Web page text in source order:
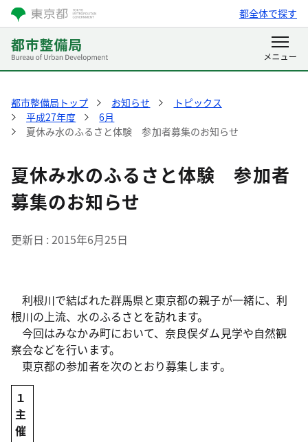
都全体で探す
都市整備局トップ お知らせ
トピックス
平成27年度
6月
夏休み水のふるさと体験 参加者募集のお知らせ
夏休み水のふるさと体験 参加者
募集のお知らせ
更新日 2015年6月25日
利根川で結ばれた群馬県と東京都の親子が一緒に、利
根川の上流、水のふるさとを訪れます。
今回はみなかみ町において、奈良俣ダム見学や自然観
察会などを行います。
東京都の参加者を次のとおり募集します。
１
主
催